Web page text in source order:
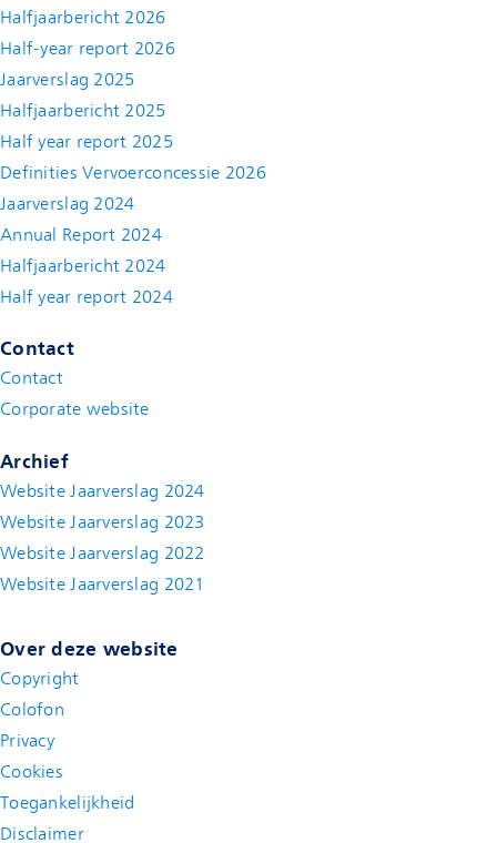
Halfjaarbericht 2026
Half-year report 2026
Jaarverslag 2025
Halfjaarbericht 2025
Half year report 2025
Definities Vervoerconcessie 2026
Jaarverslag 2024
Annual Report 2024
Halfjaarbericht 2024
Half year report 2024(new window)
Contact
Contact
Corporate website
Archief
Website Jaarverslag 2024
Website Jaarverslag 2023
Website Jaarverslag 2022
Website Jaarverslag 2021
Over deze website
Copyright
Colofon
Privacy
Cookies
Toegankelijkheid
Disclaimer(new window)